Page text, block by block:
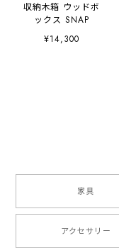
収納木箱 ウッドボ
ックス SNAP
¥14,300
家具
アクセサリー